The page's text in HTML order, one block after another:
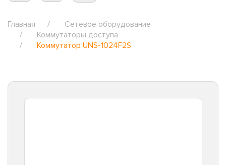
Главная
Сетевое оборудование
Коммутаторы доступа
Коммутатор UNS-1024F2S